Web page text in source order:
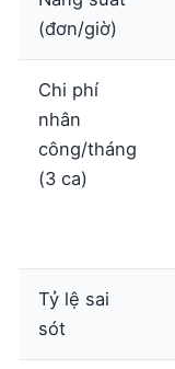
(đơn/giờ)
Chi phí
nhân
công/tháng
(3 ca)
Tỷ lệ sai
sót